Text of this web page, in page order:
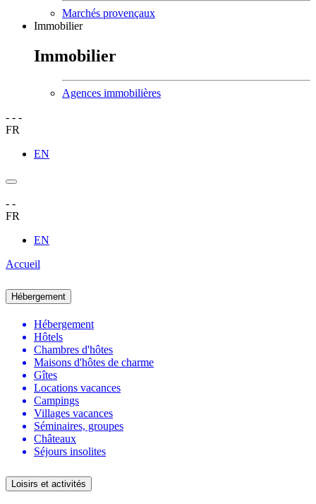
Marchés provençaux
Immobilier
Immobilier
Agences immobilières
- - -
FR
EN
- -
FR
EN
Accueil
Hébergement
Hébergement
Hôtels
Chambres d'hôtes
Maisons d'hôtes de charme
Gîtes
Locations vacances
Campings
Villages vacances
Séminaires, groupes
Châteaux
Séjours insolites
Loisirs et activités